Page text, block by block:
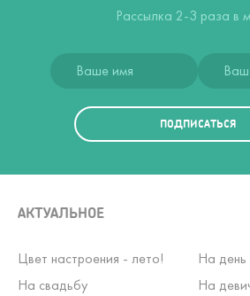
Рассылка 2-3 раза в
ПОДПИСАТЬСЯ
АКТУАЛЬНОЕ
Цвет настроения - лето!
На день
На свадьбу
На